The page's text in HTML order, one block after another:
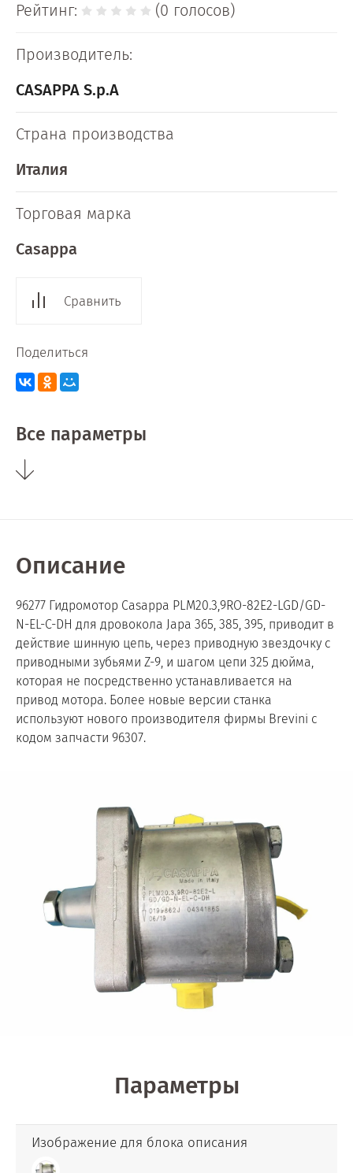
Рейтинг: (0 голосов)
Производитель:
CASAPPA S.p.A
Страна производства
Италия
Торговая марка
Casappa
Сравнить
Поделиться
Все параметры
Описание
96277 Гидромотор Casappa PLM20.3,9RO-82E2-LGD/GD-
N-EL-C-DH для дровокола Japa 365, 385, 395, приводит в
действие шинную цепь, через приводную звездочку с
приводными зубьями Z-9, и шагом цепи 325 дюйма,
которая не посредственно устанавливается на
привод мотора. Более новые версии станка
используют нового производителя фирмы Brevini с
кодом запчасти 96307.
Параметры
Изображение для блока описания